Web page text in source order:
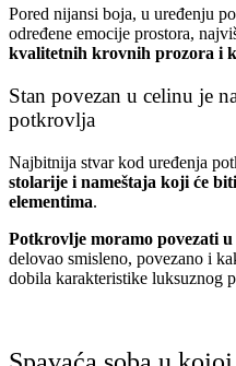
Pored nijansi boja, u uređenju
određene emocije prostora,
kvalitetnih krovnih prozora i
Stan povezan u celinu je
potkrovlja
Najbitnija stvar kod uređenja
stolarije i nameštaja koji će
elementima.
Potkrovlje moramo povezati u
delovao smisleno, povezano i
dobila karakteristike luksuznog